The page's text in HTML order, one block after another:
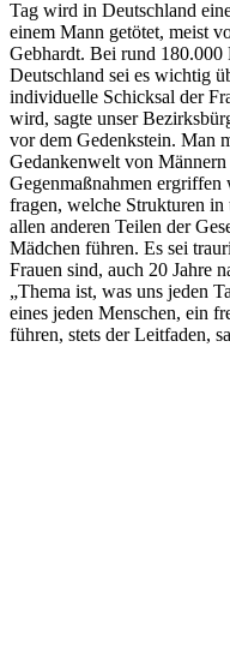
Tag wird in Deutschland
einem Mann getötet, meist
Gebhardt. Bei rund 180.000
Deutschland sei es wichtig
individuelle Schicksal der
wird, sagte unser
vor dem Gedenkstein. Man
Gedankenwelt von
Gegenmaßnahmen ergriffen
fragen, welche Strukturen in
allen anderen Teilen der
Mädchen führen. Es sei
Frauen sind, auch 20 Jahre
„Thema ist, was uns jeden
eines jeden Menschen, ein
führen, stets der Leitfaden,